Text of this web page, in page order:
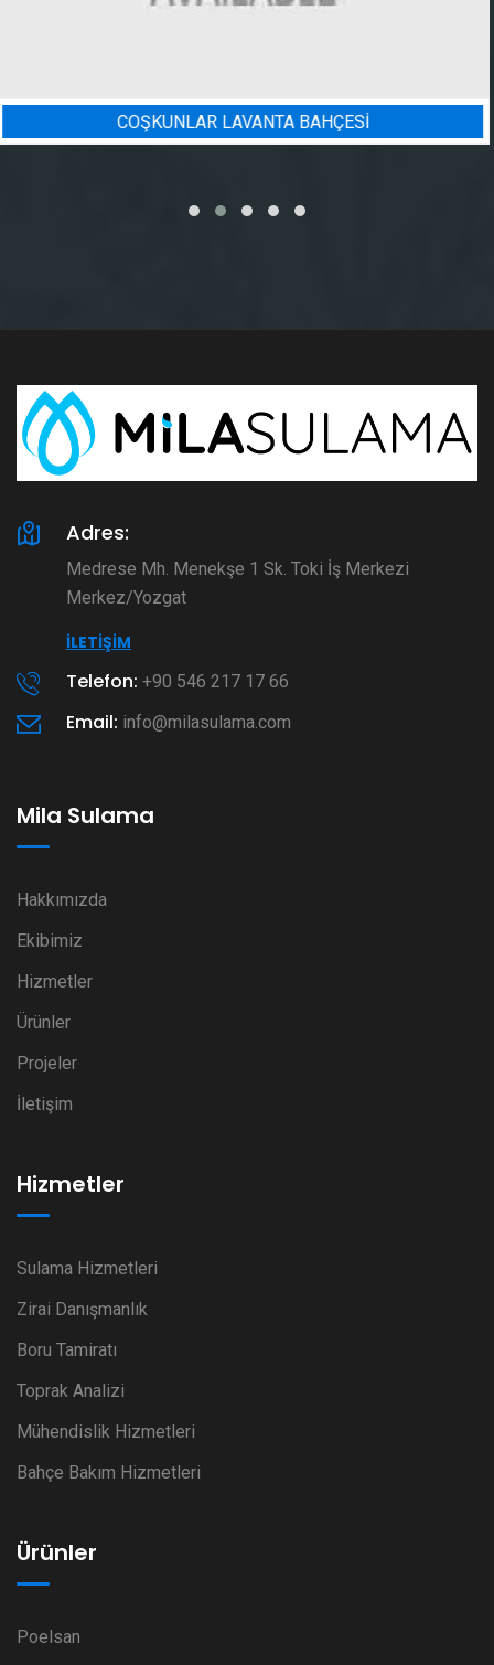
BADEM BAHÇESI SULAMA
Adres:
Medrese Mh. Menekşe 1 Sk. Toki İş Merkezi
Merkez/Yozgat
İLETIŞIM
Telefon: +90 546 217 17 66
Email: info@milasulama.com
Mila Sulama
Hakkımızda
Ekibimiz
Hizmetler
Ürünler
Projeler
İletişim
Hizmetler
Sulama Hizmetleri
Zirai Danışmanlık
Boru Tamiratı
Toprak Analizi
Mühendislik Hizmetleri
Bahçe Bakım Hizmetleri
Ürünler
Poelsan